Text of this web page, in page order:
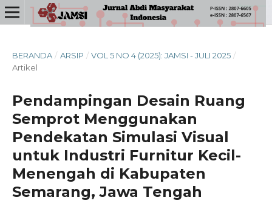
BERANDA / ARSIP / VOL 5 NO 4 (2025): JAMSI - JULI 2025 /
Artikel
Pendampingan Desain Ruang
Semprot Menggunakan
Pendekatan Simulasi Visual
untuk Industri Furnitur Kecil-
Menengah di Kabupaten
Semarang, Jawa Tengah